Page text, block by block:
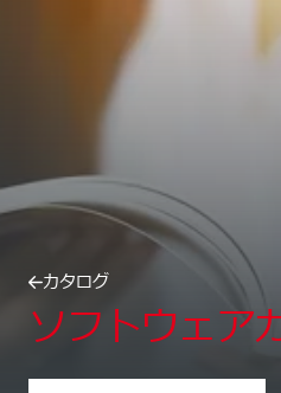
カタログ
ソフトウェア